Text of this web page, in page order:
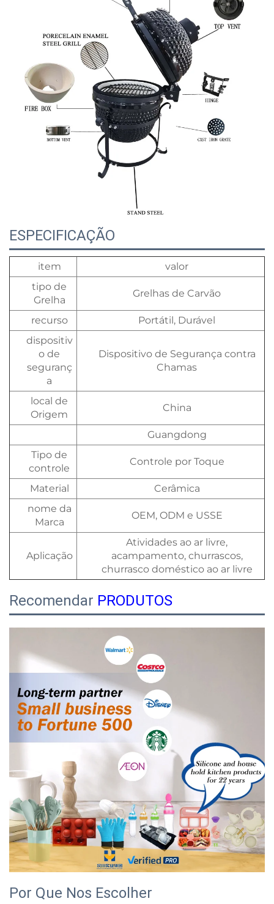
ESPECIFICAÇÃO
item
valor
tipo de
Grelha
Grelhas de Carvão
recurso
Portátil, Durável
dispositiv
o de
seguranç
a
Dispositivo de Segurança contra
Chamas
local de
Origem
China
Guangdong
Tipo de
controle
Controle por Toque
Material
Cerâmica
nome da
Marca
OEM, ODM e USSE
Aplicação
Atividades ao ar livre,
acampamento, churrascos,
churrasco doméstico ao ar livre
Recomendar PRODUTOS
Por Que Nos Escolher